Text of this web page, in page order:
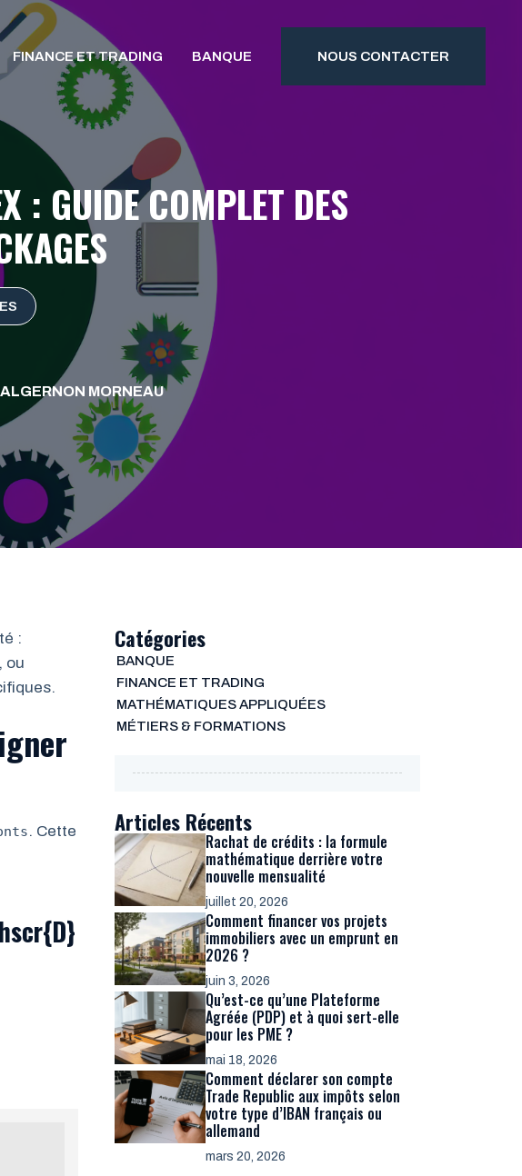
FINANCE ET TRADING BANQUE NOUS CONTACTER
: GUIDE COMPLET DES
ALGERNON MORNEAU
:
ou
. Cette
Catégories
BANQUE
FINANCE ET TRADING
MATHÉMATIQUES APPLIQUÉES
MÉTIERS & FORMATIONS
Articles Récents
Rachat de crédits : la formule
mathématique derrière votre
nouvelle mensualité
juillet 20, 2026
Comment financer vos projets
immobiliers avec un emprunt en
2026 ?
juin 3, 2026
Qu’est-ce qu’une Plateforme
Agréée (PDP) et à quoi sert-elle
pour les PME ?
mai 18, 2026
Comment déclarer son compte
Trade Republic aux impôts selon
votre type d’IBAN français ou
allemand
mars 20, 2026